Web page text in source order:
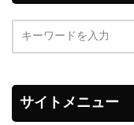
サイトメニュー